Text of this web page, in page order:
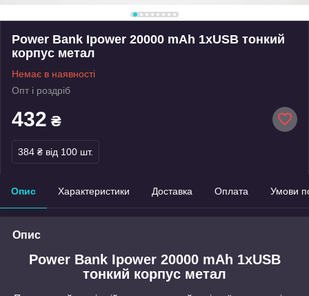
Power Bank Ipower 20000 mAh 1xUSB тонкий
корпус метал
Немає в наявності
Опт і роздріб
432 ₴
384 ₴ від 100 шт.
Опис Характеристики Доставка Оплата Умови
Опис
Power Bank Ipower 20000 mAh 1xUSB
тонкий корпус метал